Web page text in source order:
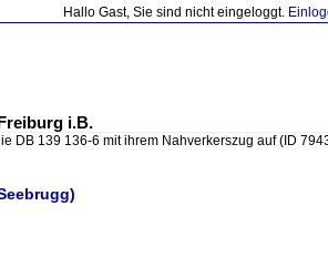
Hallo Gast, Sie sind nicht eingeloggt.
i.B.
DB 139 136-6 mit ihrem Nahverkerszug auf(ID